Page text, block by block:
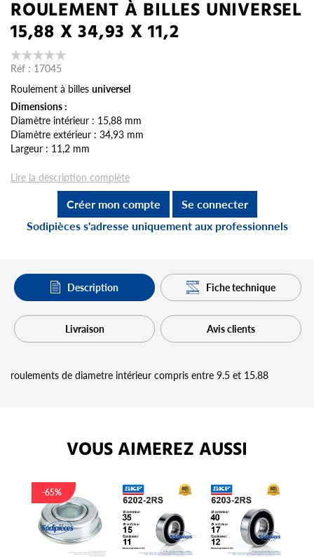
ROULEMENT À BILLES UNIVERSEL
15,88 X 34,93 X 11,2
Réf : 17045
Roulement à billes universel
Dimensions :
Diamètre intérieur : 15,88 mm
Diamètre extérieur : 34,93 mm
Largeur : 11,2 mm
Lire la description complète
Créer mon compte
Se connecter
Sodipièces s'adresse uniquement aux professionnels
Description Fiche technique
Livraison Avis clients
roulements de diametre intérieur compris entre 9.5 et 15.88
VOUS AIMEREZ AUSSI
-65%